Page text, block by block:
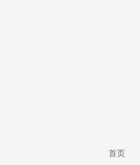
首页